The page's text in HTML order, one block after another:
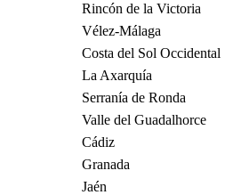
Rincón de la Victoria
Vélez-Málaga
Costa del Sol Occidental
La Axarquía
Serranía de Ronda
Valle del Guadalhorce
Cádiz
Granada
Jaén